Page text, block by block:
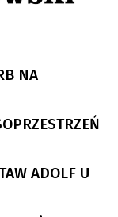
NA
ADOLF U